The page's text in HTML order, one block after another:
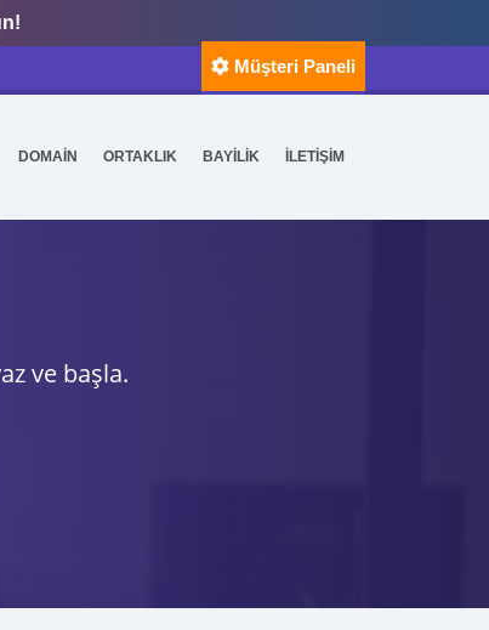
Müşteri Paneli
DOMAİN ORTAKLIK BAYİLİK İLETİŞİM
ve başla.